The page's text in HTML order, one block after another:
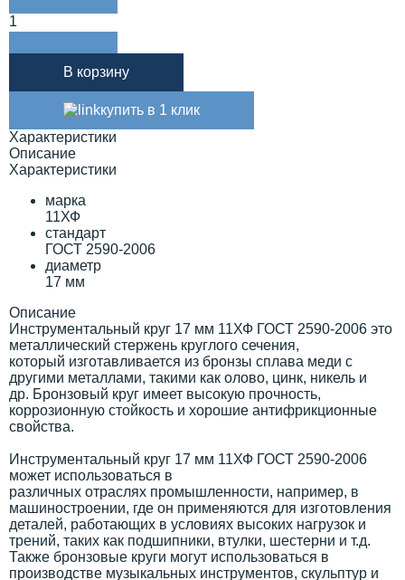
1
В корзину
купить в 1 клик
Характеристики
Описание
Характеристики
марка
11ХФ
стандарт
ГОСТ 2590-2006
диаметр
17 мм
Описание
Инструментальный круг 17 мм 11ХФ ГОСТ 2590-2006 это
металлический стержень круглого сечения,
который изготавливается из бронзы сплава меди с
другими металлами, такими как олово, цинк, никель и
др. Бронзовый круг имеет высокую прочность,
коррозионную стойкость и хорошие антифрикционные
свойства.
Инструментальный круг 17 мм 11ХФ ГОСТ 2590-2006
может использоваться в
различных отраслях промышленности, например, в
машиностроении, где он применяются для изготовления
деталей, работающих в условиях высоких нагрузок и
трений, таких как подшипники, втулки, шестерни и т.д.
Также бронзовые круги могут использоваться в
производстве музыкальных инструментов, скульптур и